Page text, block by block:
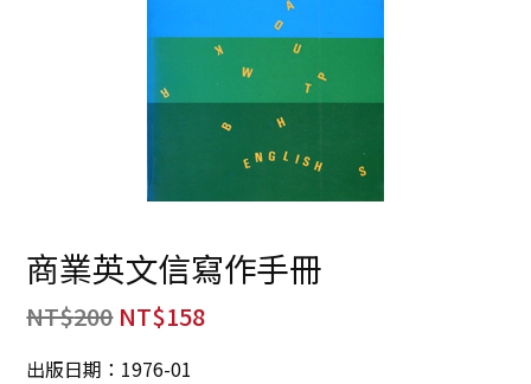
商業英文信寫作手冊
NT$200 NT$158
出版日期：1976-01